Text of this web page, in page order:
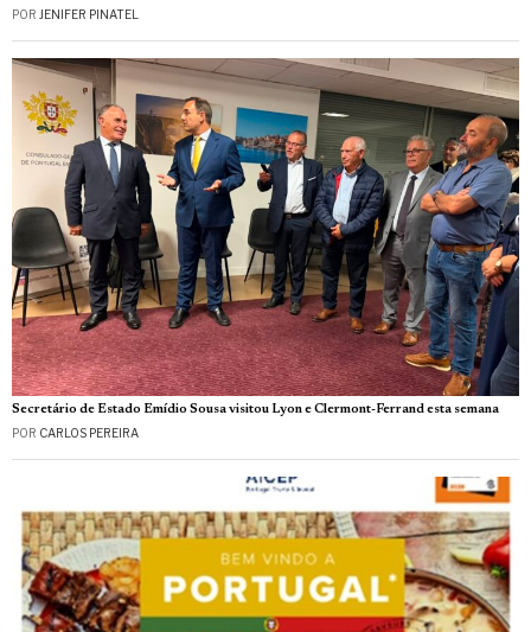
POR JENIFER PINATEL
Secretário de Estado Emídio Sousa visitou Lyon e Clermont-Ferrand esta semana
POR CARLOS PEREIRA